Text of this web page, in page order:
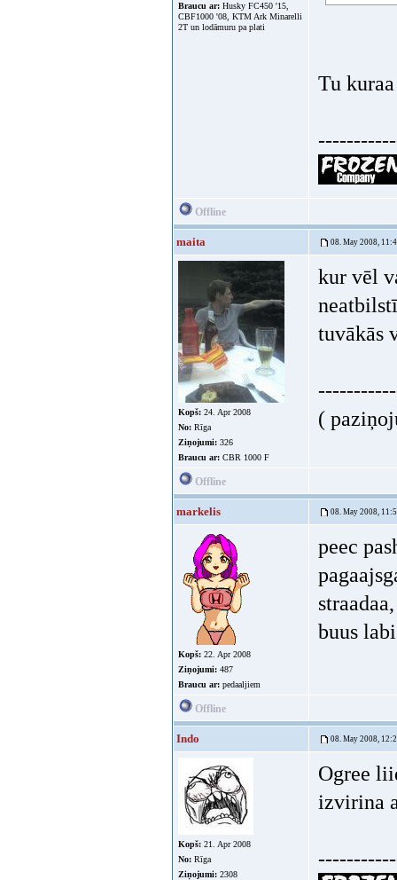
Braucu ar: Husky FC450 '15,
CBF1000 '08, KTM Ark Minarelli
2T un lodāmuru pa plati
Tu
Offline
maita 08. May 2008,
Kopš: 24. Apr 2008
No: Rīga
Ziņojumi: 326
Braucu ar: CBR 1000 F
kur vēl
tuvākās
(
Offline
markelis 08. May 2008,
Kopš: 22. Apr 2008
Ziņojumi: 487
Braucu ar: pedaaljiem
peec
buus
Offline
Indo 08. May 2008,
Kopš: 21. Apr 2008
No: Rīga
Ziņojumi: 2308
Ogree
izvirina